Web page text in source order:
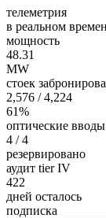
телеметрия
в реальном
мощность
48.31
MW
стоек
2,576 / 4,224
61%
оптические вводы
4 / 4
резервировано
аудит tier IV
422
дней осталось
подписка